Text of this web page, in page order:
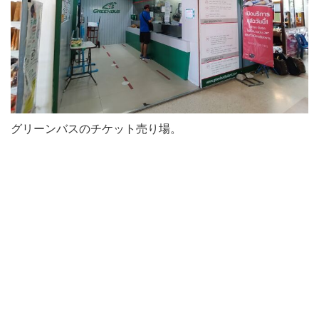
グリーンバスのチケット売り場。